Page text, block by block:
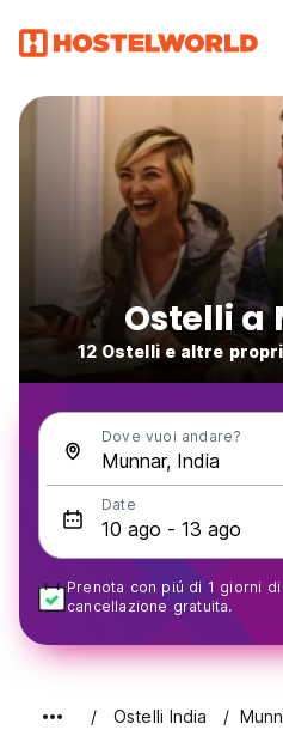
Ostelli a
12 Ostelli e altre
Dove vuoi andare?
Date
Prenota con piú di 1 giorni
cancellazione gratuita.
Ostelli India